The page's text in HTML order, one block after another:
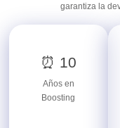
garantiza la
⏰ 10
Años en
Boosting